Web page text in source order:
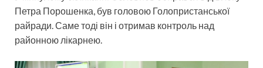
Петра Порошенка, був головою Голопристанської
райради. Саме тоді він і отримав контроль над
районною лікарнею.